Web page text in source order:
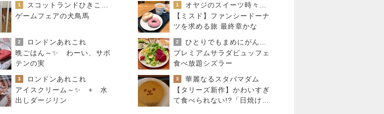
1
ゲームフェアの犬鳥馬
2
ロンドンあれこれ
晩ごはん～✨ わーい、サボ
テンの実
3
ロンドンあれこれ
アイスクリーム～✨ + 水
出しダージリン
1
【ミスド】ファンシードーナ
ツを求める旅 最終章かな
2
プレミアムサラダビュッフェ
食べ放題シズラー
3
華麗なるスタバマダム
【タリーズ新作】かわいすぎ
て食べられない!?「日焼けベ